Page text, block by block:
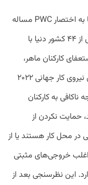
شرکت چندملیتی رایس واتر هاوس کوپرز یا به اختصار PWC مساله
نیروی کار ۲۰۲۲ را در نظرسنجی خود در بیش از ۴۴ کشور دنیا با
کارکنان ماهر،
عدم رضایت در نظرسنجی بیم‌ها و امیدهای نیروی کار جهانی ۲۰۲۲
به کارکنان
حمایت نکردن از
در محل کار هستند یا از
خروجی‌های مثبتی
این نظرسنجی بعد از